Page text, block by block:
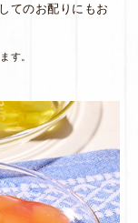
てのお配りにもお
す。